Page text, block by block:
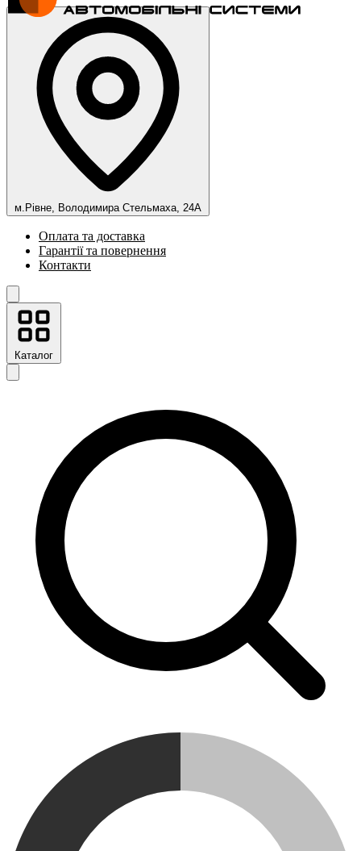
м.Рівне, Володимира Стельмаха, 24А
Оплата та доставка
Гарантії та повернення
Контакти
Каталог